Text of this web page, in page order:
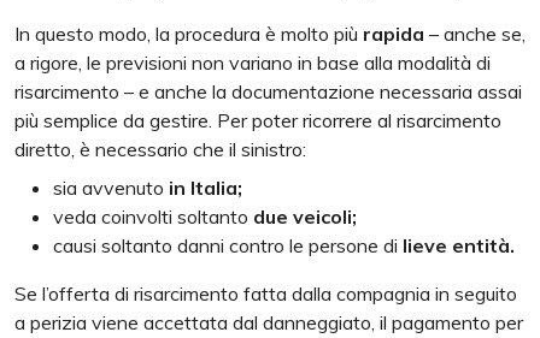
In questo modo, la procedura è molto più rapida – anche se,
a rigore, le previsioni non variano in base alla modalità di
risarcimento – e anche la documentazione necessaria assai
più semplice da gestire. Per poter ricorrere al risarcimento
diretto, è necessario che il sinistro:
sia avvenuto in Italia;
veda coinvolti soltanto due veicoli;
causi soltanto danni contro le persone di lieve entità.
Se l’offerta di risarcimento fatta dalla compagnia in seguito
a perizia viene accettata dal danneggiato, il pagamento per